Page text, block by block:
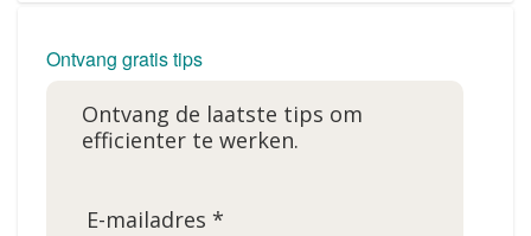
Ontvang gratis tips
Ontvang de laatste tips om
efficienter te werken.
E-mailadres *